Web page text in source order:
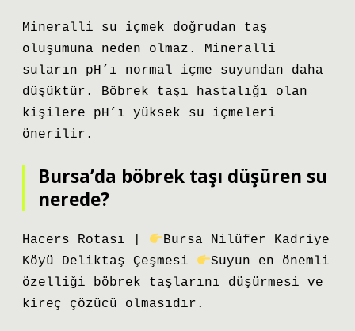
Mineralli su içmek doğrudan taş
oluşumuna neden olmaz. Mineralli
suların pH’ı normal içme suyundan daha
düşüktür. Böbrek taşı hastalığı olan
kişilere pH’ı yüksek su içmeleri
önerilir.
Bursa’da böbrek taşı düşüren su
nerede?
Hacers Rotası |
Bursa Nilüfer Kadriye
Köyü Deliktaş Çeşmesi
Suyun en önemli
özelliği böbrek taşlarını düşürmesi ve
kireç çözücü olmasıdır.